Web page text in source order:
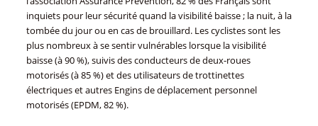
inquiets pour leur sécurité quand la visibilité baisse ; la nuit, à la
tombée du jour ou en cas de brouillard. Les cyclistes sont les
plus nombreux à se sentir vulnérables lorsque la visibilité
baisse (à 90 %), suivis des conducteurs de deux-roues
motorisés (à 85 %) et des utilisateurs de trottinettes
électriques et autres Engins de déplacement personnel
motorisés (EPDM, 82 %).